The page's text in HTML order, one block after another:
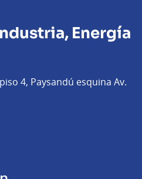
Energía
4, Paysandú esquina Av.